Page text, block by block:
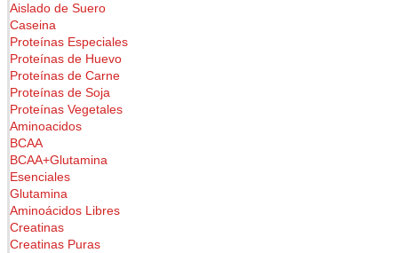
Aislado de Suero
Caseina
Proteínas Especiales
Proteínas de Huevo
Proteínas de Carne
Proteínas de Soja
Proteínas Vegetales
Aminoacidos
BCAA
BCAA+Glutamina
Esenciales
Glutamina
Aminoácidos Libres
Creatinas
Creatinas Puras